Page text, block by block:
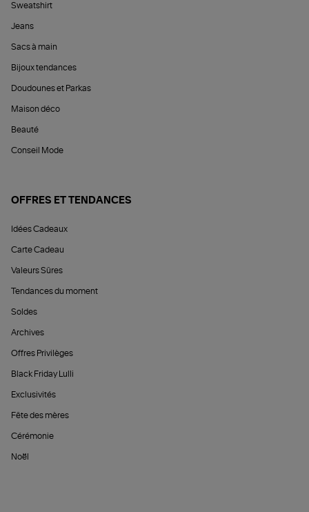
Sweatshirt
Jeans
Sacs à main
Bijoux tendances
Doudounes et Parkas
Maison déco
Beauté
Conseil Mode
OFFRES ET TENDANCES
Idées Cadeaux
Carte Cadeau
Valeurs Sûres
Tendances du moment
Soldes
Archives
Offres Privilèges
Black Friday Lulli
Exclusivités
Fête des mères
Cérémonie
Noël